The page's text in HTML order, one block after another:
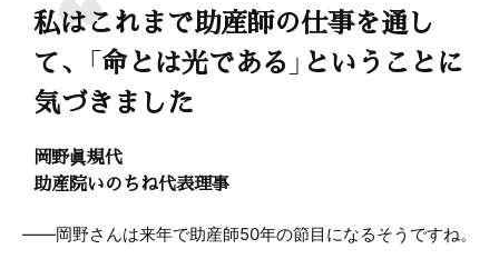
私はこれまで助産師の仕事を通し
て、「命とは光である」ということに
気づきました
岡野眞規代
助産院いのちね代表理事
――岡野さんは来年で助産師50年の節目になるそうですね。